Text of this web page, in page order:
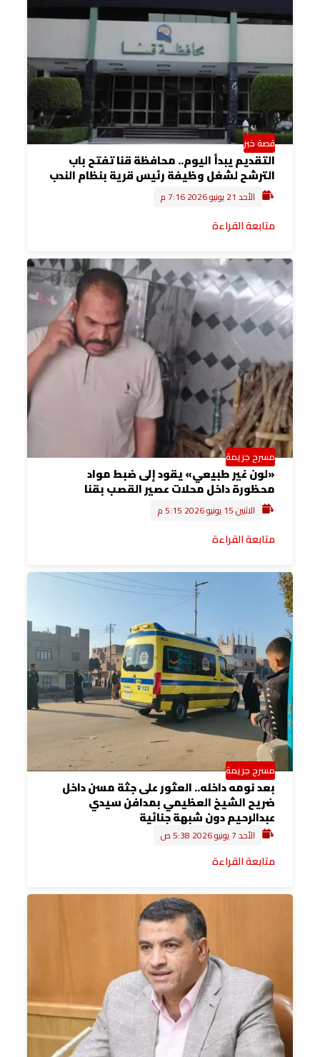
قصة خبر
التقديم يبدأ اليوم.. محافظة قنا تفتح باب
الترشح لشغل وظيفة رئيس قرية بنظام الندب
الأحد 21 يونيو 2026 7:16 م
متابعة القراءة
مسرح جريمة
«لون غير طبيعي» يقود إلى ضبط مواد
محظورة داخل محلات عصير القصب بقنا
الاثنين 15 يونيو 2026 5:15 م
متابعة القراءة
مسرح جريمة
بعد نومه داخله.. العثور على جثة مسن داخل
ضريح الشيخ العظيمي بمدافن سيدي
عبدالرحيم دون شبهة جنائية
الأحد 7 يونيو 2026 5:38 ص
متابعة القراءة